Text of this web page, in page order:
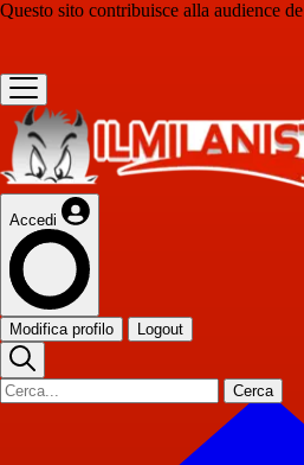
Questo sito contribuisce alla audience de
Accedi
Modifica profilo Logout
Cerca